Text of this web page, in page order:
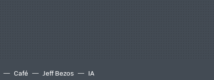
Café Jeff Bezos IA